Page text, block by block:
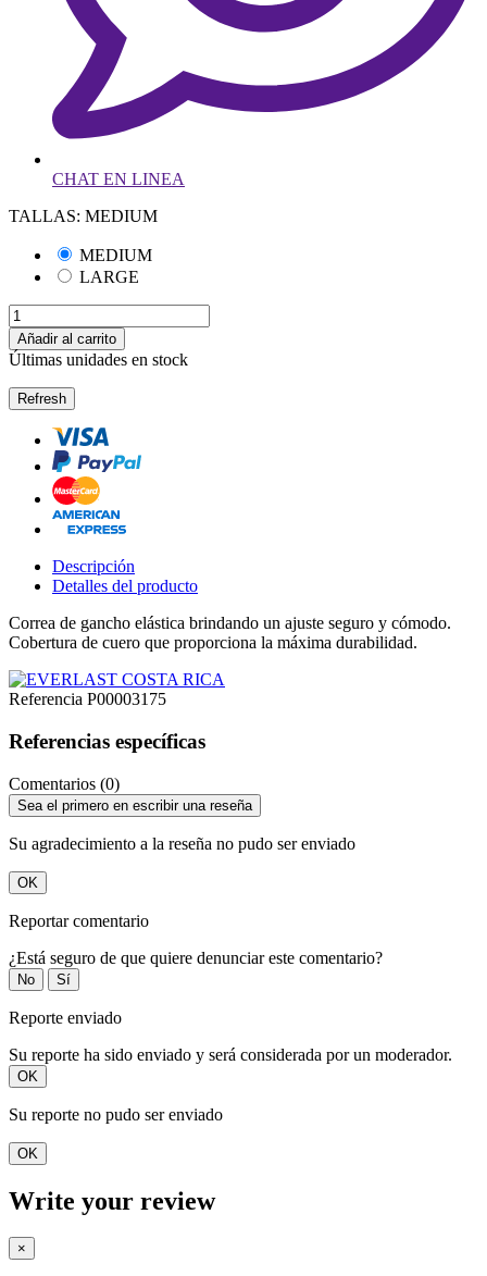
CHAT EN LINEA
TALLAS: MEDIUM
MEDIUM
LARGE
Añadir al carrito
Últimas unidades en stock
Descripción
Detalles del producto
Correa de gancho elástica brindando un ajuste seguro y cómodo.
Cobertura de cuero que proporciona la máxima durabilidad.
Referencia P00003175
Referencias específicas
Comentarios (0)
Sea el primero en escribir una reseña
Su agradecimiento a la reseña no pudo ser enviado
OK
Reportar comentario
¿Está seguro de que quiere denunciar este comentario?
No Sí
Reporte enviado
Su reporte ha sido enviado y será considerada por un moderador.
OK
Su reporte no pudo ser enviado
OK
Write your review
×